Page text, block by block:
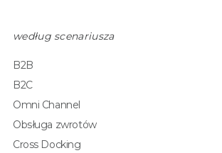
według scenariusza
B2B
B2C
Omni Channel
Obsługa zwrotów
Cross Docking